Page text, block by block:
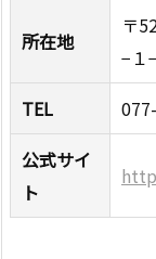
所在地
〒
−１
TEL
公式サイ
ト